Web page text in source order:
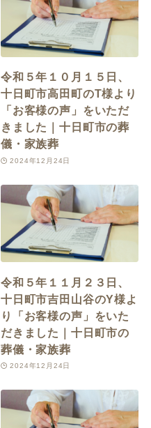
令和５年１０月１５日、
十日町市高田町のT様より
「お客様の声」をいただ
きました｜十日町市の葬
儀・家族葬
2024年12月24日
令和５年１１月２３日、
十日町市吉田山谷のY様よ
り「お客様の声」をいた
だきました｜十日町市の
葬儀・家族葬
2024年12月24日